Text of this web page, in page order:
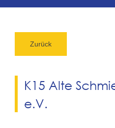
Zurück
K15 Alte
e.V.